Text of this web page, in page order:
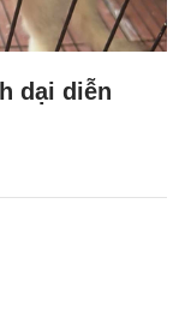
dại diễn